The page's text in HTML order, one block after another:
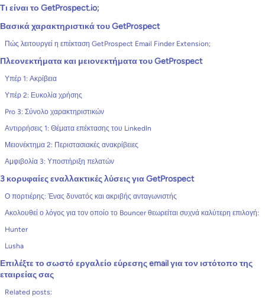
Τι είναι το GetProspect.io;
Βασικά χαρακτηριστικά του GetProspect
Πώς λειτουργεί η επέκταση GetProspect Email Finder Extension;
Πλεονεκτήματα και μειονεκτήματα του GetProspect
Υπέρ 1: Ακρίβεια
Υπέρ 2: Ευκολία χρήσης
Pro 3: Σύνολο χαρακτηριστικών
Αντιρρήσεις 1: Θέματα επέκτασης του LinkedIn
Μειονέκτημα 2: Περιστασιακές ανακρίβειες
Αμφιβολία 3: Υποστήριξη πελατών
3 κορυφαίες εναλλακτικές λύσεις για GetProspect
Ο πορτιέρης: Ένας δυνατός και ακριβής ανταγωνιστής
Ακολουθεί ο λόγος για τον οποίο το Bouncer θεωρείται συχνά καλύτερη επιλογή:
Hunter
Lusha
Επιλέξτε το σωστό εργαλείο εύρεσης email για τον ιστότοπο της
εταιρείας σας
Related posts: